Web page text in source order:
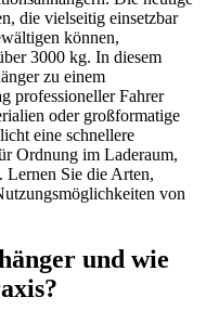
die vielseitig einsetzbar
können,
3000 kg. In diesem
zu einem
professioneller Fahrer
oder großformatige
eine schnellere
Ordnung im Laderaum,
Lernen Sie die Arten,
von
und wie